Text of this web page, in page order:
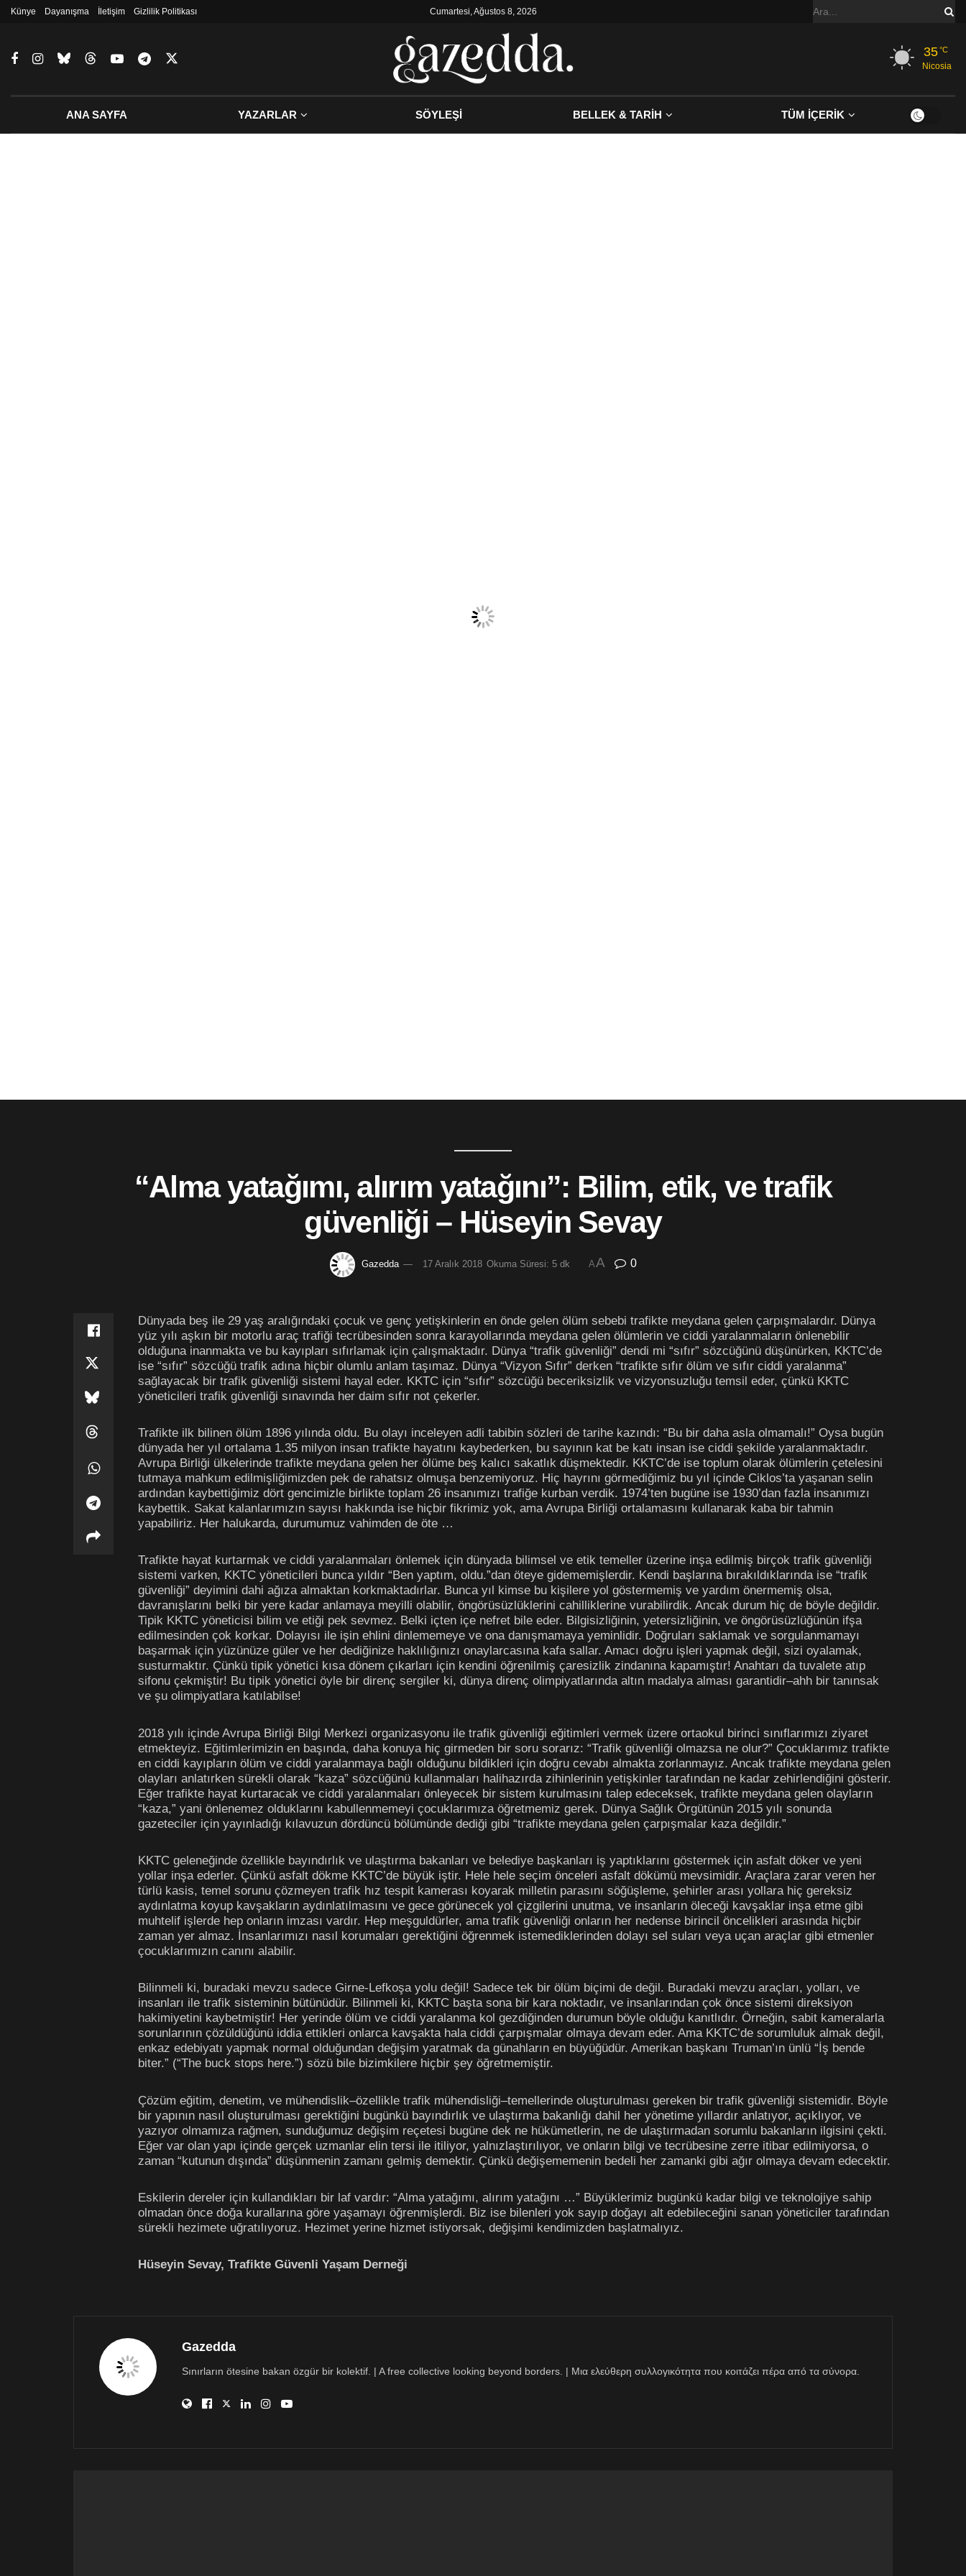
Künye Dayanışma İletişim Gizlilik Politikası Cumartesi, Ağustos 8, 2026
35°C
Nicosia
ANA SAYFA YAZARLAR SÖYLEŞİ BELLEK & TARİH TÜM İÇERİK
“Alma yatağımı, alırım yatağını”: Bilim, etik, ve trafik
güvenliği – Hüseyin Sevay
Gazedda 17 Aralık 2018 Okuma Süresi: 5 dk AA 0
Dünyada beş ile 29 yaş aralığındaki çocuk ve genç yetişkinlerin en önde gelen ölüm sebebi trafikte meydana gelen çarpışmalardır. Dünya
yüz yılı aşkın bir motorlu araç trafiği tecrübesinden sonra karayollarında meydana gelen ölümlerin ve ciddi yaralanmaların önlenebilir
olduğuna inanmakta ve bu kayıpları sıfırlamak için çalışmaktadır. Dünya “trafik güvenliği” dendi mi “sıfır” sözcüğünü düşünürken, KKTC’de
ise “sıfır” sözcüğü trafik adına hiçbir olumlu anlam taşımaz. Dünya “Vizyon Sıfır” derken “trafikte sıfır ölüm ve sıfır ciddi yaralanma”
sağlayacak bir trafik güvenliği sistemi hayal eder. KKTC için “sıfır” sözcüğü beceriksizlik ve vizyonsuzluğu temsil eder, çünkü KKTC
yöneticileri trafik güvenliği sınavında her daim sıfır not çekerler.
Trafikte ilk bilinen ölüm 1896 yılında oldu. Bu olayı inceleyen adli tabibin sözleri de tarihe kazındı: “Bu bir daha asla olmamalı!” Oysa bugün
dünyada her yıl ortalama 1.35 milyon insan trafikte hayatını kaybederken, bu sayının kat be katı insan ise ciddi şekilde yaralanmaktadır.
Avrupa Birliği ülkelerinde trafikte meydana gelen her ölüme beş kalıcı sakatlık düşmektedir. KKTC’de ise toplum olarak ölümlerin çetelesini
tutmaya mahkum edilmişliğimizden pek de rahatsız olmuşa benzemiyoruz. Hiç hayrını görmediğimiz bu yıl içinde Ciklos’ta yaşanan selin
ardından kaybettiğimiz dört gencimizle birlikte toplam 26 insanımızı trafiğe kurban verdik. 1974’ten bugüne ise 1930’dan fazla insanımızı
kaybettik. Sakat kalanlarımızın sayısı hakkında ise hiçbir fikrimiz yok, ama Avrupa Birliği ortalamasını kullanarak kaba bir tahmin
yapabiliriz. Her halukarda, durumumuz vahimden de öte …
Trafikte hayat kurtarmak ve ciddi yaralanmaları önlemek için dünyada bilimsel ve etik temeller üzerine inşa edilmiş birçok trafik güvenliği
sistemi varken, KKTC yöneticileri bunca yıldır “Ben yaptım, oldu.”dan öteye gidememişlerdir. Kendi başlarına bırakıldıklarında ise “trafik
güvenliği” deyimini dahi ağıza almaktan korkmaktadırlar. Bunca yıl kimse bu kişilere yol göstermemiş ve yardım önermemiş olsa,
davranışlarını belki bir yere kadar anlamaya meyilli olabilir, öngörüsüzlüklerini cahilliklerine vurabilirdik. Ancak durum hiç de böyle değildir.
Tipik KKTC yöneticisi bilim ve etiği pek sevmez. Belki içten içe nefret bile eder. Bilgisizliğinin, yetersizliğinin, ve öngörüsüzlüğünün ifşa
edilmesinden çok korkar. Dolayısı ile işin ehlini dinlememeye ve ona danışmamaya yeminlidir. Doğruları saklamak ve sorgulanmamayı
başarmak için yüzünüze güler ve her dediğinize haklılığınızı onaylarcasına kafa sallar. Amacı doğru işleri yapmak değil, sizi oyalamak,
susturmaktır. Çünkü tipik yönetici kısa dönem çıkarları için kendini öğrenilmiş çaresizlik zindanına kapamıştır! Anahtarı da tuvalete atıp
sifonu çekmiştir! Bu tipik yönetici öyle bir direnç sergiler ki, dünya direnç olimpiyatlarında altın madalya alması garantidir–ahh bir tanınsak
ve şu olimpiyatlara katılabilse!
2018 yılı içinde Avrupa Birliği Bilgi Merkezi organizasyonu ile trafik güvenliği eğitimleri vermek üzere ortaokul birinci sınıflarımızı ziyaret
etmekteyiz. Eğitimlerimizin en başında, daha konuya hiç girmeden bir soru sorarız: “Trafik güvenliği olmazsa ne olur?” Çocuklarımız trafikte
en ciddi kayıpların ölüm ve ciddi yaralanmaya bağlı olduğunu bildikleri için doğru cevabı almakta zorlanmayız. Ancak trafikte meydana gelen
olayları anlatırken sürekli olarak “kaza” sözcüğünü kullanmaları halihazırda zihinlerinin yetişkinler tarafından ne kadar zehirlendiğini gösterir.
Eğer trafikte hayat kurtaracak ve ciddi yaralanmaları önleyecek bir sistem kurulmasını talep edeceksek, trafikte meydana gelen olayların
“kaza,” yani önlenemez olduklarını kabullenmemeyi çocuklarımıza öğretmemiz gerek. Dünya Sağlık Örgütünün 2015 yılı sonunda
gazeteciler için yayınladığı kılavuzun dördüncü bölümünde dediği gibi “trafikte meydana gelen çarpışmalar kaza değildir.”
KKTC geleneğinde özellikle bayındırlık ve ulaştırma bakanları ve belediye başkanları iş yaptıklarını göstermek için asfalt döker ve yeni
yollar inşa ederler. Çünkü asfalt dökme KKTC’de büyük iştir. Hele hele seçim önceleri asfalt dökümü mevsimidir. Araçlara zarar veren her
türlü kasis, temel sorunu çözmeyen trafik hız tespit kamerası koyarak milletin parasını söğüşleme, şehirler arası yollara hiç gereksiz
aydınlatma koyup kavşakların aydınlatılmasını ve gece görünecek yol çizgilerini unutma, ve insanların öleceği kavşaklar inşa etme gibi
muhtelif işlerde hep onların imzası vardır. Hep meşguldürler, ama trafik güvenliği onların her nedense birincil öncelikleri arasında hiçbir
zaman yer almaz. İnsanlarımızı nasıl korumaları gerektiğini öğrenmek istemediklerinden dolayı sel suları veya uçan araçlar gibi etmenler
çocuklarımızın canını alabilir.
Bilinmeli ki, buradaki mevzu sadece Girne-Lefkoşa yolu değil! Sadece tek bir ölüm biçimi de değil. Buradaki mevzu araçları, yolları, ve
insanları ile trafik sisteminin bütünüdür. Bilinmeli ki, KKTC başta sona bir kara noktadır, ve insanlarından çok önce sistemi direksiyon
hakimiyetini kaybetmiştir! Her yerinde ölüm ve ciddi yaralanma kol gezdiğinden durumun böyle olduğu kanıtlıdır. Örneğin, sabit kameralarla
sorunlarının çözüldüğünü iddia ettikleri onlarca kavşakta hala ciddi çarpışmalar olmaya devam eder. Ama KKTC’de sorumluluk almak değil,
enkaz edebiyatı yapmak normal olduğundan değişim yaratmak da günahların en büyüğüdür. Amerikan başkanı Truman’ın ünlü “İş bende
biter.” (“The buck stops here.”) sözü bile bizimkilere hiçbir şey öğretmemiştir.
Çözüm eğitim, denetim, ve mühendislik–özellikle trafik mühendisliği–temellerinde oluşturulması gereken bir trafik güvenliği sistemidir. Böyle
bir yapının nasıl oluşturulması gerektiğini bugünkü bayındırlık ve ulaştırma bakanlığı dahil her yönetime yıllardır anlatıyor, açıklıyor, ve
yazıyor olmamıza rağmen, sunduğumuz değişim reçetesi bugüne dek ne hükümetlerin, ne de ulaştırmadan sorumlu bakanların ilgisini çekti.
Eğer var olan yapı içinde gerçek uzmanlar elin tersi ile itiliyor, yalnızlaştırılıyor, ve onların bilgi ve tecrübesine zerre itibar edilmiyorsa, o
zaman “kutunun dışında” düşünmenin zamanı gelmiş demektir. Çünkü değişememenin bedeli her zamanki gibi ağır olmaya devam edecektir.
Eskilerin dereler için kullandıkları bir laf vardır: “Alma yatağımı, alırım yatağını …” Büyüklerimiz bugünkü kadar bilgi ve teknolojiye sahip
olmadan önce doğa kurallarına göre yaşamayı öğrenmişlerdi. Biz ise bilenleri yok sayıp doğayı alt edebileceğini sanan yöneticiler tarafından
sürekli hezimete uğratılıyoruz. Hezimet yerine hizmet istiyorsak, değişimi kendimizden başlatmalıyız.
Hüseyin Sevay, Trafikte Güvenli Yaşam Derneği
Gazedda
Sınırların ötesine bakan özgür bir kolektif. | A free collective looking beyond borders. | Μια ελεύθερη συλλογικότητα που κοιτάζει πέρα από τα σύνορα.